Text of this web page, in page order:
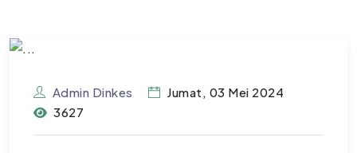
Admin Dinkes
Jumat, 03 Mei 2024
3627